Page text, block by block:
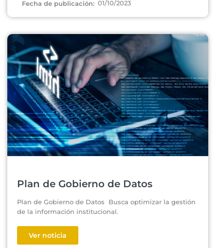
Fecha de publicación: 01/10/2023
Plan de Gobierno de Datos
Plan de Gobierno de Datos Busca optimizar la gestión
de la información institucional.
Ver noticia